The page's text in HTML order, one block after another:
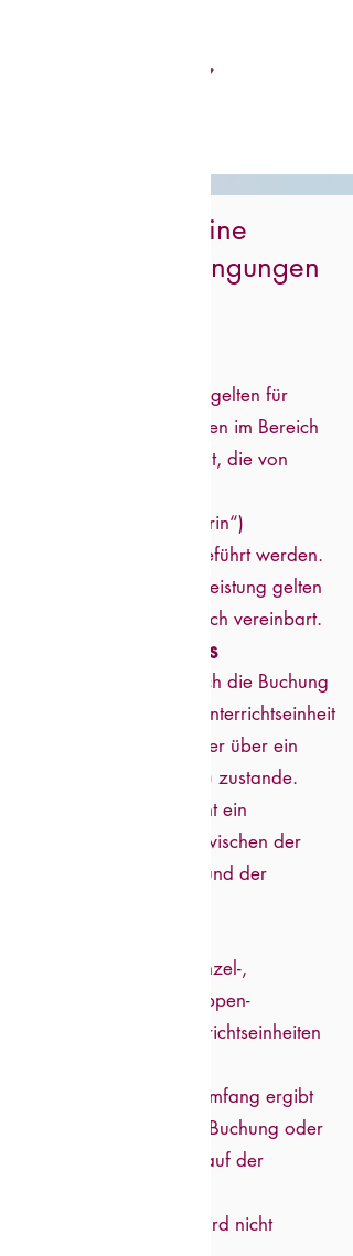
Allgemeine
Geschäftsbedingungen
Geschäftsbedingungen gelten für
sämtliche Dienstleistungen im Bereich
Coaching und Unterricht, die von
(im Folgenden „Anbieterin“)
angeboten und durchgeführt werden.
Mit der Buchung einer Leistung gelten
diese AGB als verbindlich vereinbart.
2. Vertragsabschluss
Der Vertrag kommt durch die Buchung
einer Coaching- oder Unterrichtseinheit
(schriftlich, mündlich oder über ein
Online-Buchungssystem) zustande.
Mit der Buchung entsteht ein
verbindlicher Vertrag zwischen der
Kundin / dem Kunden und der
Die Anbieterin bietet Einzel-,
Kleingruppen- und Gruppen-
Coachings sowie Unterrichtseinheiten
Der konkrete Leistungsumfang ergibt
sich aus der jeweiligen Buchung oder
Leistungsbeschreibung auf der
Ein bestimmter Erfolg wird nicht